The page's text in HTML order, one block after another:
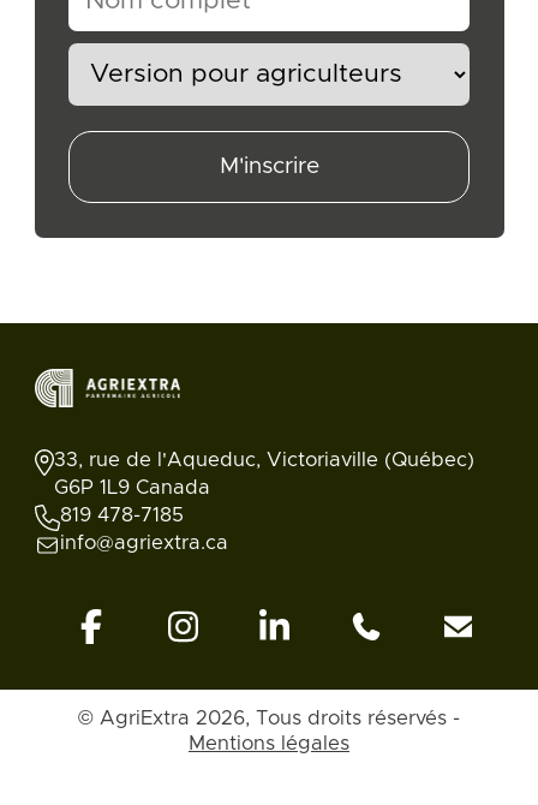
M'inscrire
33, rue de l'Aqueduc, Victoriaville (Québec)
G6P 1L9 Canada
819 478-7185
info@agriextra.ca
© AgriExtra 2026, Tous droits réservés -
Mentions légales